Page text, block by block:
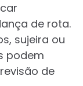
de rota.
sujeira ou
podem
de